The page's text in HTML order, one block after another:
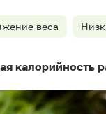
веса
калорийность